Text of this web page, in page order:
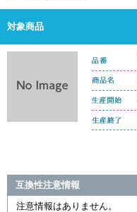
対象商品
互換性注意情報
注意情報はありません。